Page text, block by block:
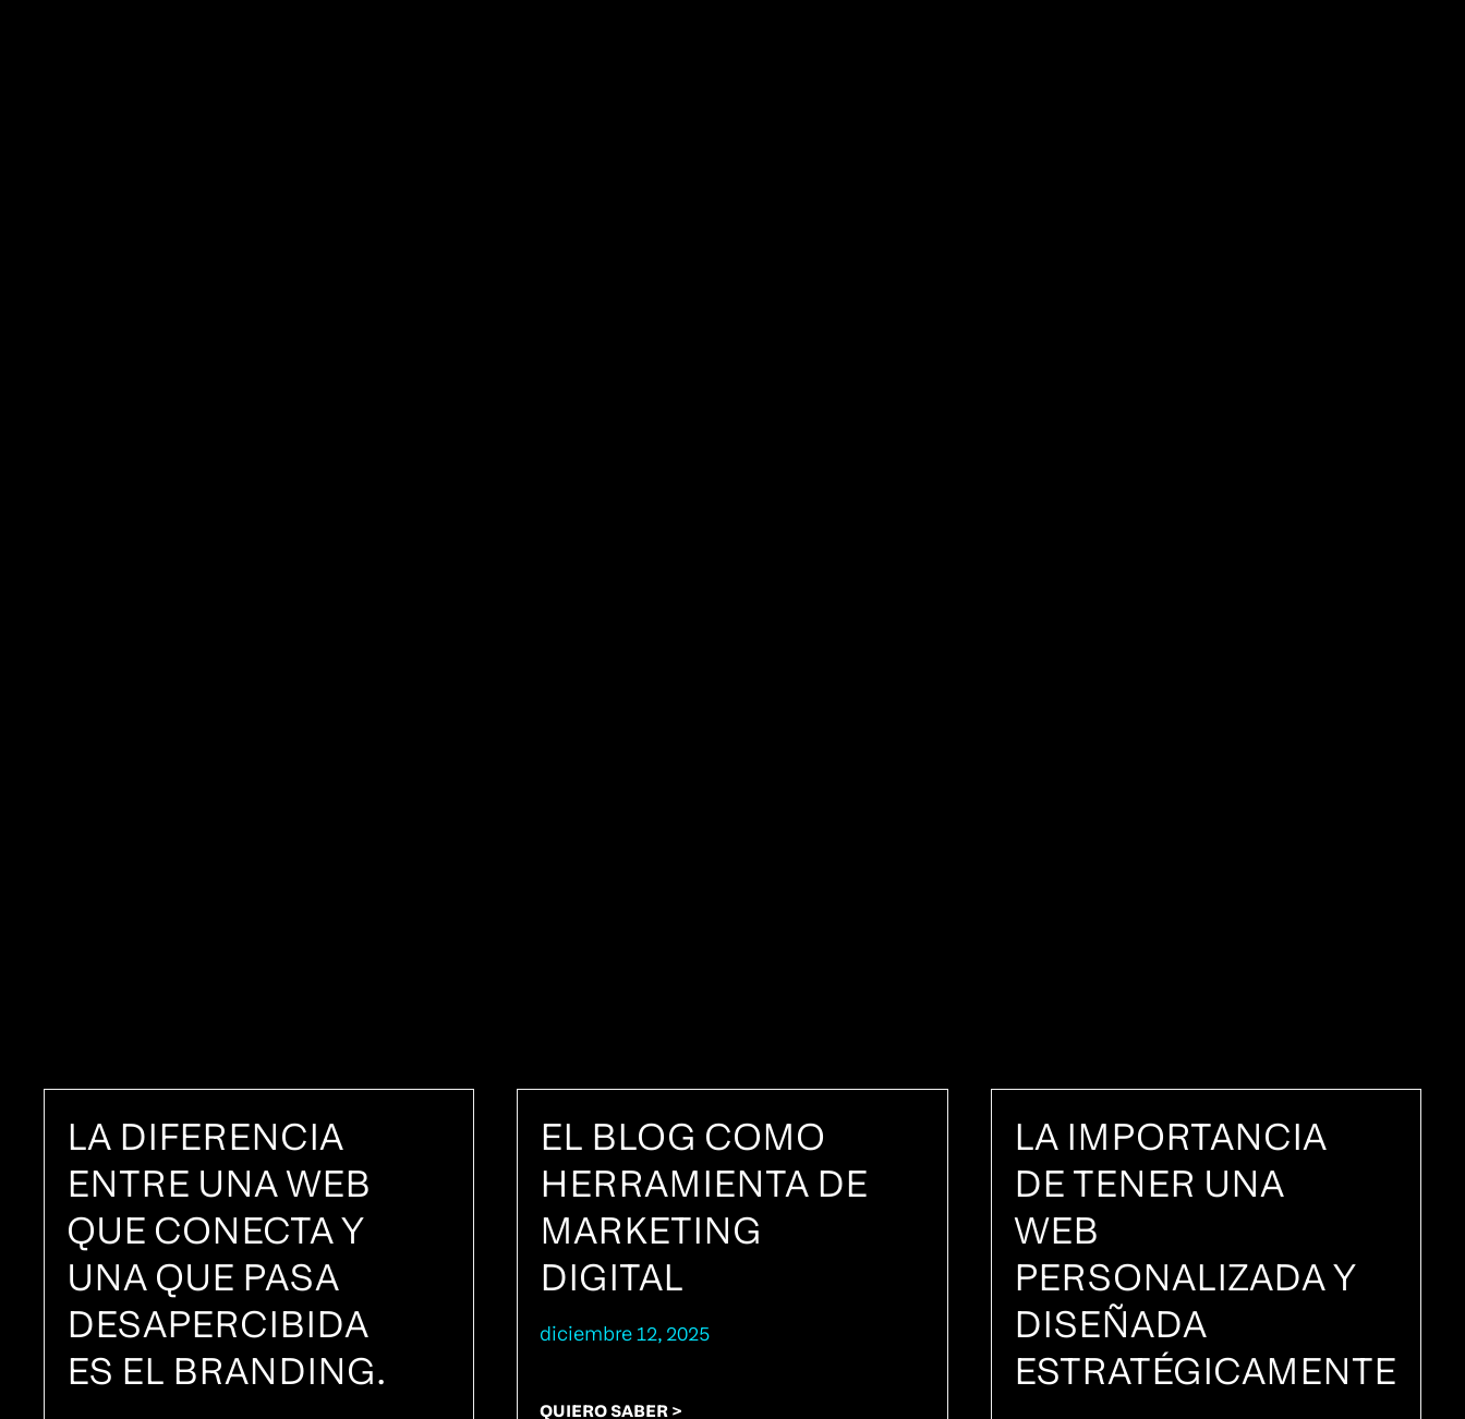
LA DIFERENCIA
ENTRE UNA WEB
QUE CONECTA Y
UNA QUE PASA
DESAPERCIBIDA
ES EL BRANDING.
EL BLOG COMO
HERRAMIENTA DE
MARKETING
DIGITAL
diciembre 12, 2025
QUIERO SABER >
LA IMPORTANCIA
DE TENER UNA
WEB
PERSONALIZADA Y
DISEÑADA
ESTRATÉGICAMENTE